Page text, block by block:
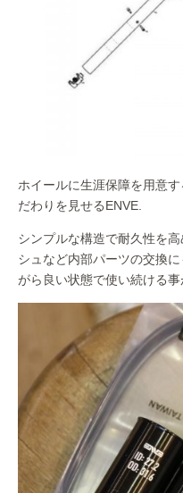
ホイールに生涯保障を用意
だわりを見せるENVE.
シンプルな構造で耐久性を
シュなど内部パーツの交換
がら良い状態で使い続ける事